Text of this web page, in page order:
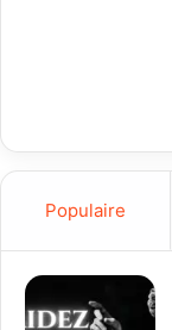
Populaire